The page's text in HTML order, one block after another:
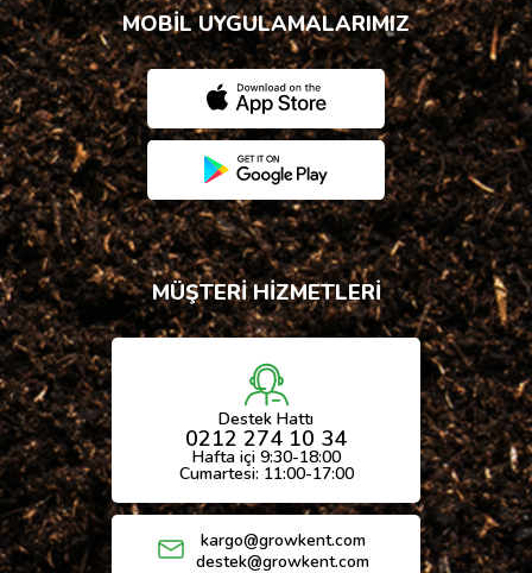
MOBİL UYGULAMALARIMIZ
MÜŞTERİ HİZMETLERİ
Destek Hattı
0212 274 10 34
Hafta içi 9:30-18:00
Cumartesi: 11:00-17:00
kargo@growkent.com
destek@growkent.com